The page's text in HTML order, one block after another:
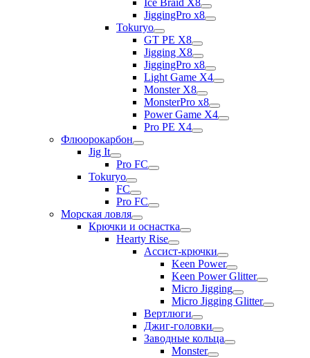
Ice Braid X8
JiggingPro x8
Tokuryo
GT PE X8
Jigging X8
JiggingPro x8
Light Game X4
Monster X8
MonsterPro x8
Power Game X4
Pro PE X4
Флюорокарбон
Jig It
Pro FC
Tokuryo
FC
Pro FC
Морская ловля
Крючки и оснастка
Hearty Rise
Ассист-крючки
Keen Power
Keen Power Glitter
Micro Jigging
Micro Jigging Glitter
Вертлюги
Джиг-головки
Заводные кольца
Monster